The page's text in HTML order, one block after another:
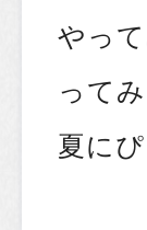
やっ
って
夏に